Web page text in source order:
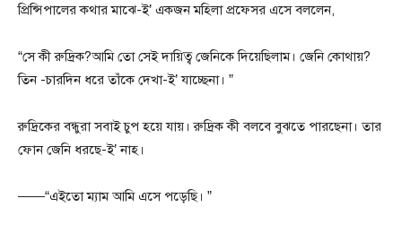
প্রিন্সিপালের কথার মাঝে-ই’ একজন মহিলা প্রফেসর এসে বললেন,
“সে কী রুদ্রিক?আমি তো সেই দায়িত্ব জেনিকে দিয়েছিলাম। জেনি কোথায়?
তিন -চারদিন ধরে তাঁকে দেখা-ই’ যাচ্ছেনা। ”
রুদ্রিকের বন্ধুরা সবাই চুপ হয়ে যায়। রুদ্রিক কী বলবে বুঝতে পারছেনা। তার
ফোন জেনি ধরছে-ই’ নাহ।
——“এইতো ম্যাম আমি এসে পড়েছি। ”